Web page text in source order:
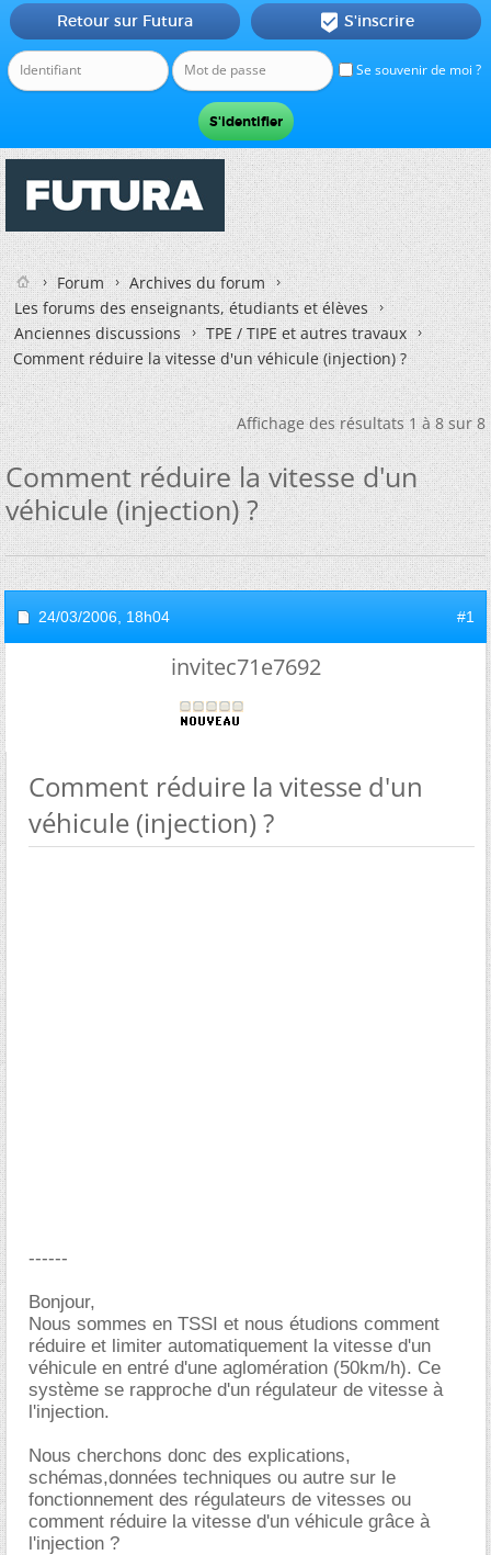
Se souvenir de moi ?
Retour sur Futura  S'inscrire
Forum
Archives du forum
Les forums des enseignants, étudiants et élèves
Anciennes discussions
TPE / TIPE et autres travaux
Comment réduire la vitesse d'un véhicule (injection) ?
Affichage des résultats 1 à 8 sur 8
Comment réduire la vitesse d'un
véhicule (injection) ?
24/03/2006, 18h04 #1
invitec71e7692
Comment réduire la vitesse d'un
véhicule (injection) ?
------
Bonjour,
Nous sommes en TSSI et nous étudions comment
réduire et limiter automatiquement la vitesse d'un
véhicule en entré d'une aglomération (50km/h). Ce
système se rapproche d'un régulateur de vitesse à
l'injection.
Nous cherchons donc des explications,
schémas,données techniques ou autre sur le
fonctionnement des régulateurs de vitesses ou
comment réduire la vitesse d'un véhicule grâce à
l'injection ?